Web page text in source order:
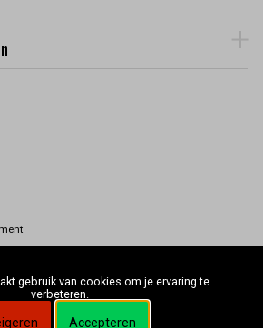
gebruik van cookies om je ervaring te
verbeteren.
Accepteren